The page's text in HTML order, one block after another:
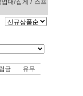
대/집게 / 스프
금 유무